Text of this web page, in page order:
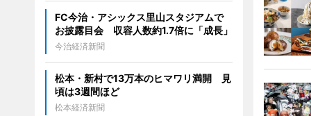
FC今治・アシックス里山スタジアムで
お披露目会 収容人数約1.7倍に「成長」
今治経済新聞
松本・新村で13万本のヒマワリ満開 見
頃は3週間ほど
松本経済新聞